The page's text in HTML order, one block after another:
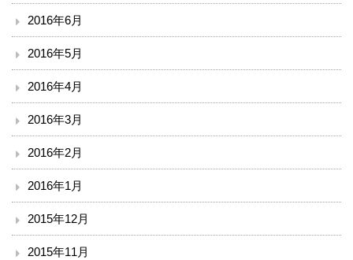
2016年6月
2016年5月
2016年4月
2016年3月
2016年2月
2016年1月
2015年12月
2015年11月